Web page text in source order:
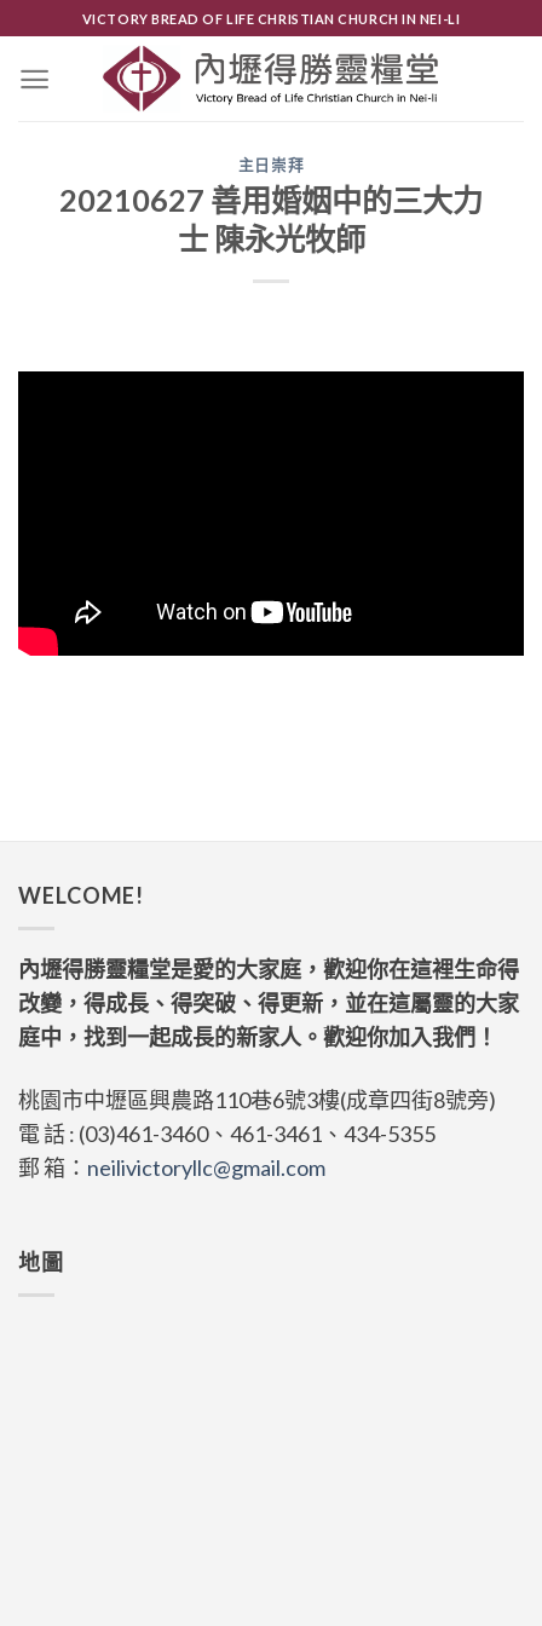
content
VICTORY BREAD OF LIFE CHRISTIAN CHURCH IN NEI-LI
主日崇拜
20210627 善用婚姻中的三大力
士 陳永光牧師
WELCOME!
內壢得勝靈糧堂是愛的大家庭，歡迎你在這裡生命得
改變，得成長、得突破、得更新，並在這屬靈的大家
庭中，找到一起成長的新家人。歡迎你加入我們！
桃園市中壢區興農路110巷6號3樓(成章四街8號旁)
電 話 : (03)461-3460、461-3461、434-5355
郵 箱： neilivictoryllc@gmail.com
地圖